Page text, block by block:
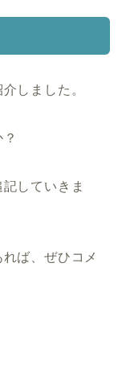
しました。
していきま
ば、ぜひコメ